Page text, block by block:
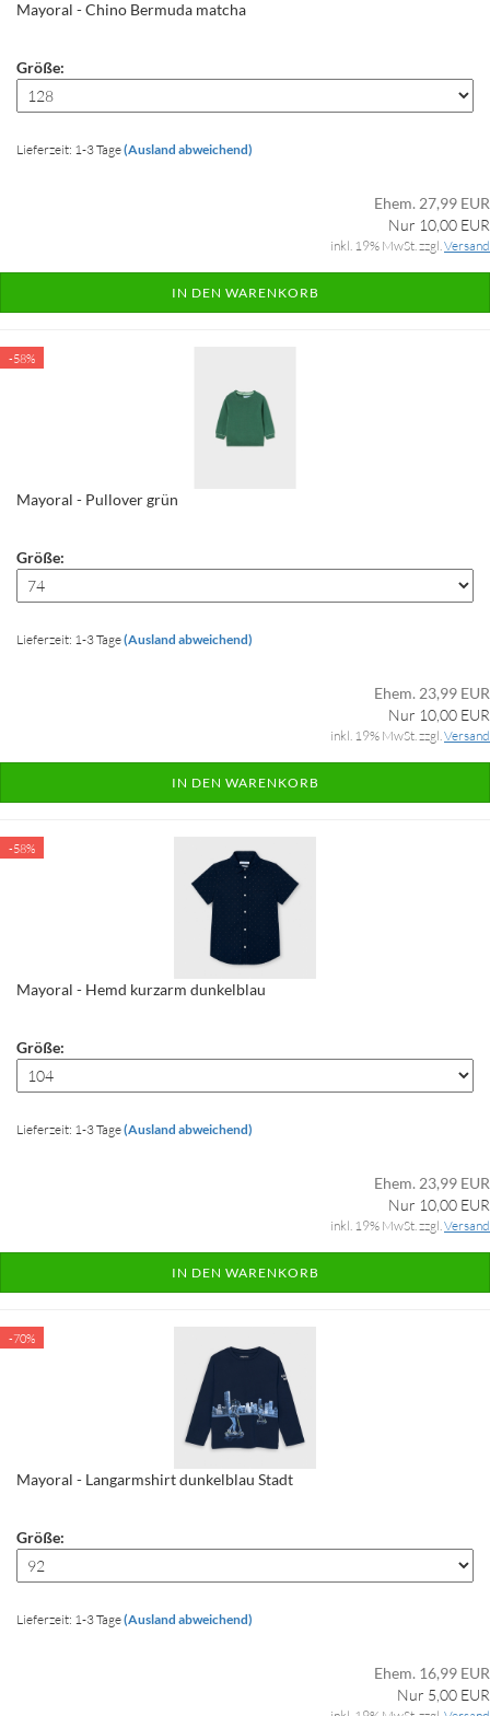
Mayoral - Chino Bermuda matcha
Größe:
Lieferzeit: 1-3 Tage(Ausland abweichend)
Ehem. 27,99 EUR
Nur 10,00 EUR
inkl. 19% MwSt. zzgl.Versand
IN DEN WARENKORB
-58%
Mayoral - Pullover grün
Größe:
Lieferzeit: 1-3 Tage(Ausland abweichend)
Ehem. 23,99 EUR
Nur 10,00 EUR
inkl. 19% MwSt. zzgl.Versand
IN DEN WARENKORB
-58%
Mayoral - Hemd kurzarm dunkelblau
Größe:
Lieferzeit: 1-3 Tage(Ausland abweichend)
Ehem. 23,99 EUR
Nur 10,00 EUR
inkl. 19% MwSt. zzgl.Versand
IN DEN WARENKORB
-70%
Mayoral - Langarmshirt dunkelblau Stadt
Größe:
Lieferzeit: 1-3 Tage(Ausland abweichend)
Ehem. 16,99 EUR
Nur 5,00 EUR